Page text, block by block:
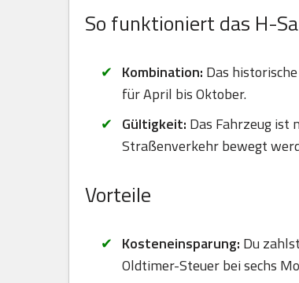
So funktioniert das H-
Kombination: Das
für April bis Oktober.
Gültigkeit: Das Fahrzeug
Straßenverkehr bewegt
Vorteile
Kosteneinsparung: Du
Oldtimer-Steuer bei sechs